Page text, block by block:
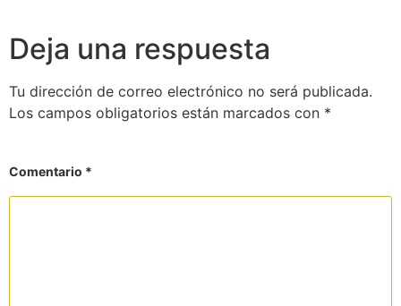
Deja una respuesta
Tu dirección de correo electrónico no será publicada.
Los campos obligatorios están marcados con *
Comentario *